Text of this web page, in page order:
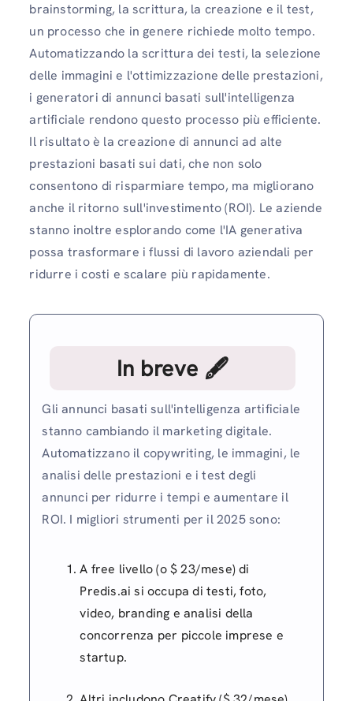
brainstorming, la scrittura, la creazione e il test,
un processo che in genere richiede molto tempo.
Automatizzando la scrittura dei testi, la selezione
delle immagini e l'ottimizzazione delle prestazioni,
i generatori di annunci basati sull'intelligenza
artificiale rendono questo processo più efficiente.
Il risultato è la creazione di annunci ad alte
prestazioni basati sui dati, che non solo
consentono di risparmiare tempo, ma migliorano
anche il ritorno sull'investimento (ROI). Le aziende
stanno inoltre esplorando come l'IA generativa
possa trasformare i flussi di lavoro aziendali per
ridurre i costi e scalare più rapidamente.
In breve 🖋
Gli annunci basati sull'intelligenza artificiale
stanno cambiando il marketing digitale.
Automatizzano il copywriting, le immagini, le
analisi delle prestazioni e i test degli
annunci per ridurre i tempi e aumentare il
ROI. I migliori strumenti per il 2025 sono:
A free livello (o $ 23/mese) di
Predis.ai si occupa di testi, foto,
video, branding e analisi della
concorrenza per piccole imprese e
startup.